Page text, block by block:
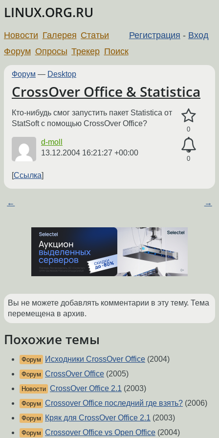
LINUX.ORG.RU
Регистрация - Вход
Новости Галерея Статьи
Форум Опросы Трекер Поиск
Форум — Desktop
CrossOver Office & Statistica
0
0
Кто-нибудь смог запустить пакет Statistica от
StatSoft с помощью CrossOver Office?
d-moll
13.12.2004 16:21:27 +00:00
Ссылка
← →
Вы не можете добавлять комментарии в эту тему. Тема
перемещена в архив.
Похожие темы
Форум Исходники CrossOver Office (2004)
Форум CrossOver Office (2005)
Новости CrossOver Office 2.1 (2003)
Форум Crossover Office последний где взять? (2006)
Форум Кряк для CrossOver Office 2.1 (2003)
Форум Crossover Office vs Open Office (2004)